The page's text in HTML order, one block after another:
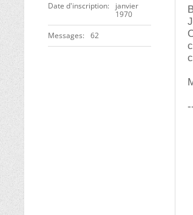
Date d'inscription
janvier
1970
Messages 62